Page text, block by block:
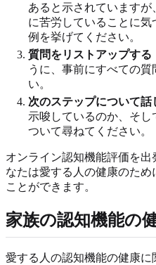
あると示されています
に苦労していることに
例を挙げてください。
質問をリストアップする
うに、事前にすべての
い。
次のステップについて話
示唆しているのか、そ
ついて尋ねてください。
オンライン認知機能評価を
なたは愛する人の健康のた
ことができます。
家族の認知機能の
愛する人の認知機能の健康